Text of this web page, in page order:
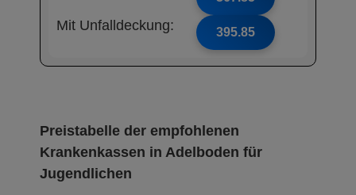
Mit Unfalldeckung: 395.85
Preistabelle der empfohlenen
Krankenkassen in Adelboden für
Jugendlichen